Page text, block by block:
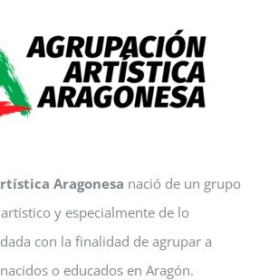
Aragonesa nació de un grupo
y especialmente de lo
con la finalidad de agrupar a
o educados en Aragón.